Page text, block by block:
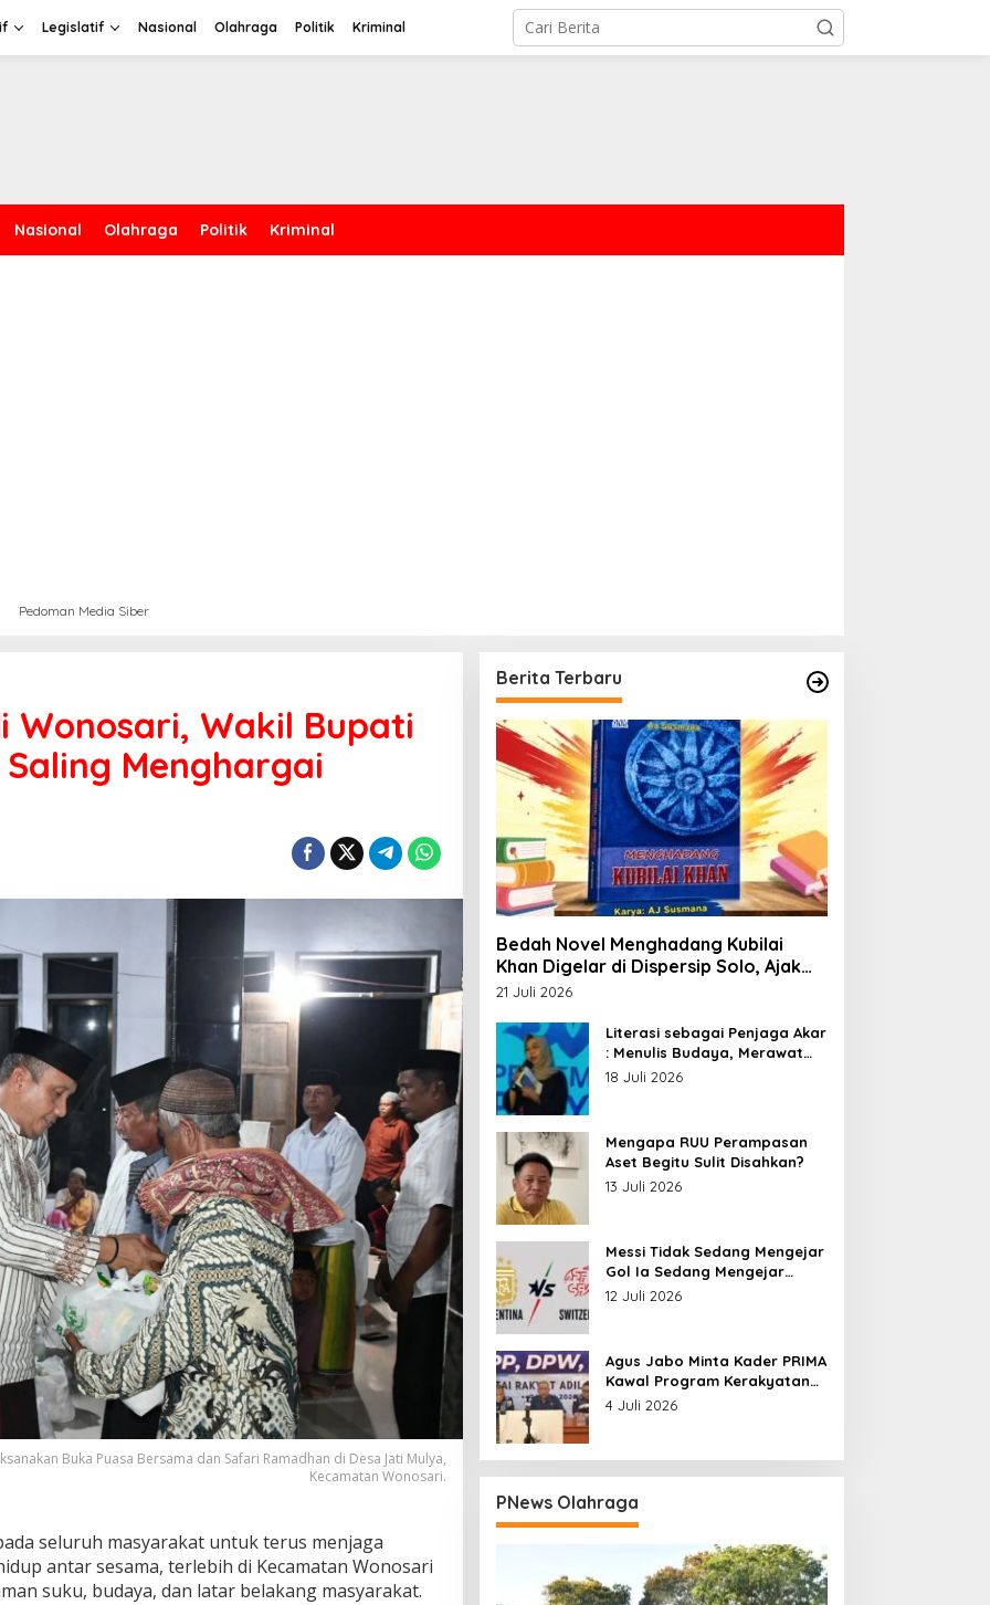
Legislatif Nasional Olahraga Politik Kriminal
Nasional Olahraga Politik Kriminal
Pedoman Media Siber
Wonosari, Wakil Bupati
Menghargai
Buka Puasa Bersama dan Safari Ramadhan di Desa Jati Mulya,
Kecamatan Wonosari.
seluruh masyarakat untuk terus menjaga
antar sesama, terlebih di Kecamatan Wonosari
suku, budaya, dan latar belakang masyarakat.
Berita Terbaru
Bedah Novel Menghadang Kubilai
Khan Digelar di Dispersip Solo, Ajak
Publik Menyelami Heroisme Leluhur
21 Juli 2026
Literasi sebagai Penjaga Akar
: Menulis Budaya, Merawat
Identitas
18 Juli 2026
Mengapa RUU Perampasan
Aset Begitu Sulit Disahkan?
13 Juli 2026
Messi Tidak Sedang Mengejar
Gol Ia Sedang Mengejar
Keabadian
12 Juli 2026
Agus Jabo Minta Kader PRIMA
Kawal Program Kerakyatan
Pemerintahan Prabowo
4 Juli 2026
PNews Olahraga